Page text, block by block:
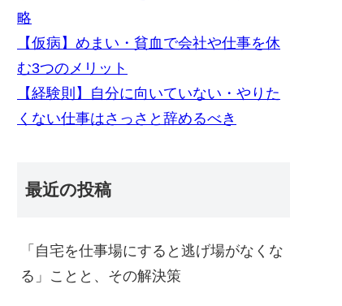
略
【仮病】めまい・貧血で会社や仕事を休
む3つのメリット
【経験則】自分に向いていない・やりた
くない仕事はさっさと辞めるべき
最近の投稿
「自宅を仕事場にすると逃げ場がなくな
る」ことと、その解決策